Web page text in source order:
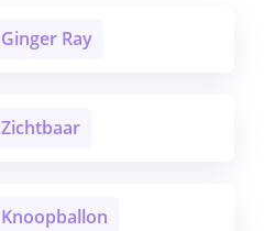
Ginger Ray
Zichtbaar
Knoopballon